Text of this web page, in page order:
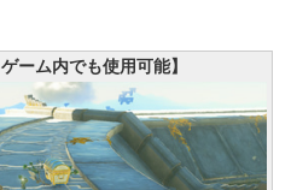
ーム内でも使用可能】